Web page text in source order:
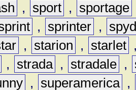
, sport , sportage
, sprinter ,
, starion , starlet
, strada , stradale ,
, superamerica ,